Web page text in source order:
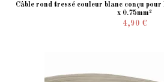
Câble rond tressé couleur blanc conçu
x 0.75mm²
4,90 €